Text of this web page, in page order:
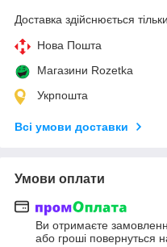
Доставка здійснюється
Нова Пошта
Магазини Rozetka
Укрпошта
Всі умови доставки
Умови оплати
Ви отримаєте
або гроші повернуться